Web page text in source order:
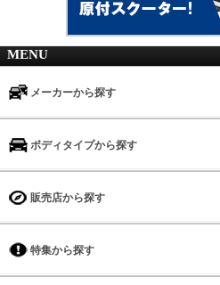
MENU
メーカーから探す
ボディタイプから探す
販売店から探す
特集から探す